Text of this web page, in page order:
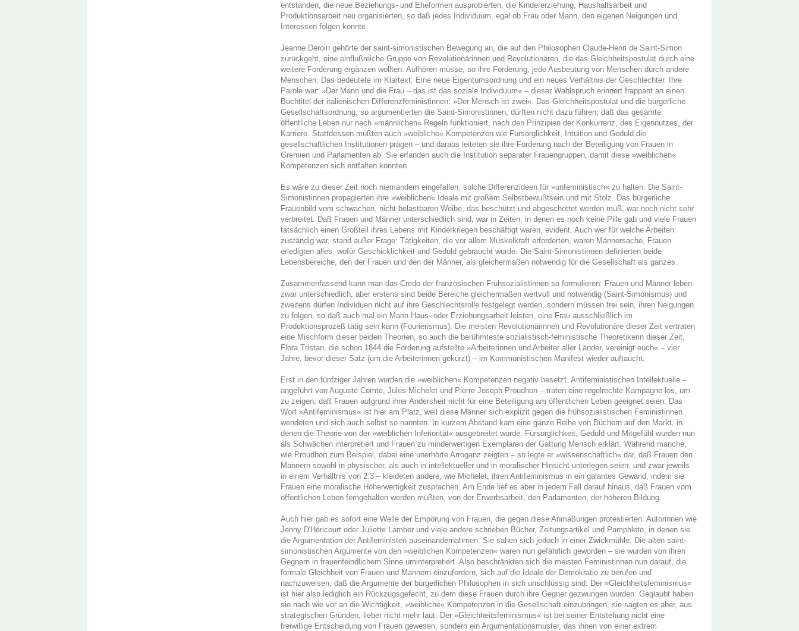
entstanden, die neue Beziehungs- und Eheformen ausprobierten, die Kindererziehung, Haushaltsarbeit und
Produktionsarbeit neu organisierten, so daß jedes Individuum, egal ob Frau oder Mann, den eigenen Neigungen und
Interessen folgen konnte.
Jeanne Deroin gehörte der saint-simonistischen Bewegung an, die auf den Philosophen Claude-Henri de Saint-Simon
zurückgeht, eine einflußreiche Gruppe von Revolutionärinnen und Revolutionären, die das Gleichheitspostulat durch eine
weitere Forderung ergänzen wollten: Aufhören müsse, so ihre Forderung, jede Ausbeutung von Menschen durch andere
Menschen. Das bedeutete im Klartext: Eine neue Eigentumsordnung und ein neues Verhältnis der Geschlechter. Ihre
Parole war: »Der Mann und die Frau – das ist das soziale Individuum« – dieser Wahlspruch erinnert frappant an einen
Buchtitel der italienischen Differenzfeministinnen: »Der Mensch ist zwei«. Das Gleichheitspostulat und die bürgerliche
Gesellschaftsordnung, so argumentierten die Saint-Simonistinnen, dürften nicht dazu führen, daß das gesamte
öffentliche Leben nur nach »männlichen« Regeln funktioniert, nach den Prinzipien der Konkurrenz, des Eigennutzes, der
Karriere. Stattdessen müßten auch »weibliche« Kompetenzen wie Fürsorglichkeit, Intuition und Geduld die
gesellschaftlichen Institutionen prägen – und daraus leiteten sie ihre Forderung nach der Beteiligung von Frauen in
Gremien und Parlamenten ab. Sie erfanden auch die Institution separater Frauengruppen, damit diese »weiblichen«
Kompetenzen sich entfalten könnten.
Es wäre zu dieser Zeit noch niemandem eingefallen, solche Differenzideen für »unfeministisch« zu halten. Die Saint-
Simonistinnen propagierten ihre »weiblichen« Ideale mit großem Selbstbewußtsein und mit Stolz. Das bürgerliche
Frauenbild vom schwachen, nicht belastbaren Weibe, das beschützt und abgeschottet werden muß, war noch nicht sehr
verbreitet. Daß Frauen und Männer unterschiedlich sind, war in Zeiten, in denen es noch keine Pille gab und viele Frauen
tatsächlich einen Großteil ihres Lebens mit Kinderkriegen beschäftigt waren, evident. Auch wer für welche Arbeiten
zuständig war, stand außer Frage: Tätigkeiten, die vor allem Muskelkraft erforderten, waren Männersache, Frauen
erledigten alles, wofür Geschicklichkeit und Geduld gebraucht wurde. Die Saint-Simonistinnen definierten beide
Lebensbereiche, den der Frauen und den der Männer, als gleichermaßen notwendig für die Gesellschaft als ganzes.
Zusammenfassend kann man das Credo der französischen Frühsozialistinnen so formulieren: Frauen und Männer leben
zwar unterschiedlich, aber erstens sind beide Bereiche gleichermaßen wertvoll und notwendig (Saint-Simonismus) und
zweitens dürfen Individuen nicht auf ihre Geschlechtsrolle festgelegt werden, sondern müssen frei sein, ihren Neigungen
zu folgen, so daß auch mal ein Mann Haus- oder Erziehungsarbeit leisten, eine Frau ausschließlich im
Produktionsprozeß tätig sein kann (Fourierismus). Die meisten Revolutionärinnen und Revolutionäre dieser Zeit vertraten
eine Mischform dieser beiden Theorien, so auch die berühmteste sozialistisch-feministische Theoretikerin dieser Zeit,
Flora Tristan, die schon 1844 die Forderung aufstellte »Arbeiterinnen und Arbeiter aller Länder, vereinigt euch« – vier
Jahre, bevor dieser Satz (um die Arbeiterinnen gekürzt) – im Kommunistischen Manifest wieder auftaucht.
Erst in den fünfziger Jahren wurden die »weiblichen« Kompetenzen negativ besetzt. Antifeministischen Intellektuelle –
angeführt von Auguste Comte, Jules Michelet und Pierre Joseph Proudhon – traten eine regelrechte Kampagne los, um
zu zeigen, daß Frauen aufgrund ihrer Andersheit nicht für eine Beteiligung am öffentlichen Leben geeignet seien. Das
Wort »Antifeminismus« ist hier am Platz, weil diese Männer sich explizit gegen die frühsozialistischen Feministinnen
wendeten und sich auch selbst so nannten. In kurzem Abstand kam eine ganze Reihe von Büchern auf den Markt, in
denen die Theorie von der »weiblichen Inferiorität« ausgebreitet wurde. Fürsorglichkeit, Geduld und Mitgefühl wurden nun
als Schwächen interpretiert und Frauen zu minderwertigen Exemplaren der Gattung Mensch erklärt. Während manche,
wie Proudhon zum Beispiel, dabei eine unerhörte Arroganz zeigten – so legte er »wissenschaftlich« dar, daß Frauen den
Männern sowohl in physischer, als auch in intellektueller und in moralischer Hinsicht unterlegen seien, und zwar jeweils
in einem Verhältnis von 2:3 – kleideten andere, wie Michelet, ihren Antifeminismus in ein galantes Gewand, indem sie
Frauen eine moralische Höherwertigkeit zusprachen. Am Ende lief es aber in jedem Fall darauf hinaus, daß Frauen vom
öffentlichen Leben ferngehalten werden müßten, von der Erwerbsarbeit, den Parlamenten, der höheren Bildung.
Auch hier gab es sofort eine Welle der Empörung von Frauen, die gegen diese Anmaßungen protestierten: Autorinnen wie
Jenny D'Héricourt oder Juliette Lamber und viele andere schrieben Bücher, Zeitungsartikel und Pamphlete, in denen sie
die Argumentation der Antifeministen auseinandernahmen. Sie sahen sich jedoch in einer Zwickmühle: Die alten saint-
simonistischen Argumente von den »weiblichen Kompetenzen« waren nun gefährlich geworden – sie wurden von ihren
Gegnern in frauenfeindlichem Sinne uminterpretiert. Also beschränkten sich die meisten Feministinnen nun darauf, die
formale Gleichheit von Frauen und Männern einzufordern, sich auf die Ideale der Demokratie zu berufen und
nachzuweisen, daß die Argumente der bürgerlichen Philosophen in sich unschlüssig sind: Der »Gleichheitsfeminismus«
ist hier also lediglich ein Rückzugsgefecht, zu dem diese Frauen durch ihre Gegner gezwungen wurden. Geglaubt haben
sie nach wie vor an die Wichtigkeit, »weibliche« Kompetenzen in die Gesellschaft einzubringen, sie sagten es aber, aus
strategischen Gründen, lieber nicht mehr laut. Der »Gleichheitsfeminismus« ist bei seiner Entstehung nicht eine
freiwillige Entscheidung von Frauen gewesen, sondern ein Argumentationsmuster, das ihnen von einer extrem